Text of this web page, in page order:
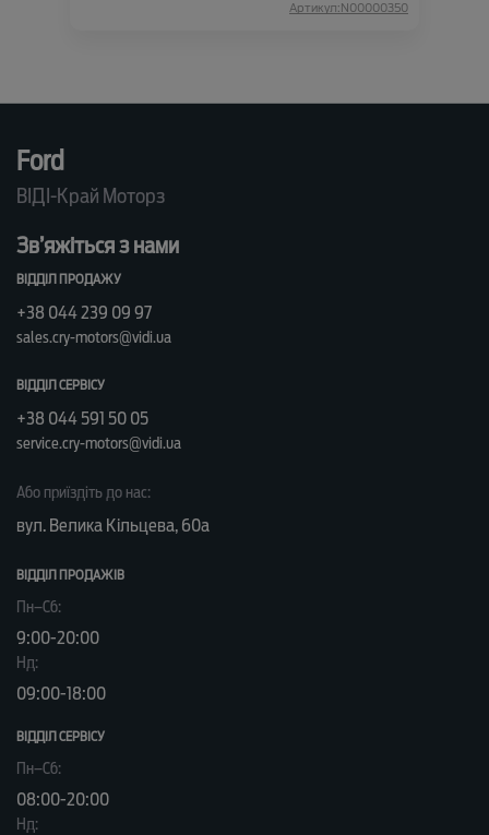
Артикул:N00000350
Ford
ВІДІ-Край Моторз
Зв’яжіться з нами
ВІДДІЛ ПРОДАЖУ
+38 044 239 09 97
sales.cry-motors@vidi.ua
ВІДДІЛ СЕРВІСУ
+38 044 591 50 05
service.cry-motors@vidi.ua
Або приїздіть до нас:
вул. Велика Кільцева, 60а
ВІДДІЛ ПРОДАЖІВ
Пн–Сб:
9:00-20:00
Нд:
09:00-18:00
ВІДДІЛ CЕРВІСУ
Пн–Сб:
08:00-20:00
Нд: